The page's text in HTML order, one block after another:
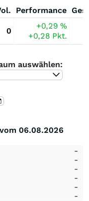
Performance
0
+0,29%
+0,28 Pkt.
auswählen:
06.08.2026
-
-
-
-
-
-